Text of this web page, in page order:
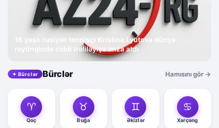
16 yaşlı rusiyalı tennisçi Kristina Lyutova dünya
reytinqində ciddi irəliləyişə imza atdı
✦ Bürclər Bürclər Hamısını gör →
♈
Qoç
♉
Buğa
♊
Əkizlər
♋
Xərçəng